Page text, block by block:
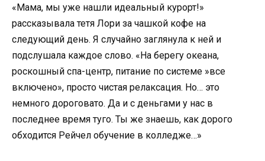
«Мама, мы уже нашли идеальный курорт!»
рассказывала тетя Лори за чашкой кофе на
следующий день. Я случайно заглянула к ней и
подслушала каждое слово. «На берегу океана,
роскошный спа-центр, питание по системе »все
включено», просто чистая релаксация. Но… это
немного дороговато. Да и с деньгами у нас в
последнее время туго. Ты же знаешь, как дорого
обходится Рейчел обучение в колледже…»